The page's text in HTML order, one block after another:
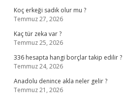
Koç erkeği sadık olur mu ?
Temmuz 27, 2026
Kaç tür zeka var ?
Temmuz 25, 2026
336 hesapta hangi borçlar takip edilir ?
Temmuz 24, 2026
Anadolu denince akla neler gelir ?
Temmuz 21, 2026